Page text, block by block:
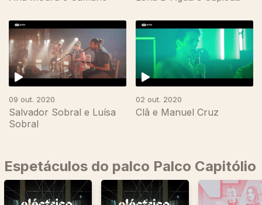
09 out. 2020
Salvador Sobral e Luísa
Sobral
02 out. 2020
Clã e Manuel Cruz
496712
Espetáculos do palco Palco Capitólio